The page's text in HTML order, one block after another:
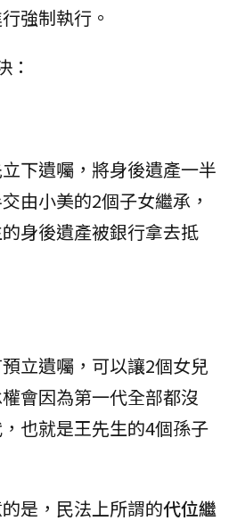
強制執行。
：
下遺囑，將身後遺產一半
由小美的2個子女繼承，
身後遺產被銀行拿去抵
立遺囑，可以讓2個女兒
會因為第一代全部都沒
也就是王先生的4個孫子
是，民法上所謂的代位繼